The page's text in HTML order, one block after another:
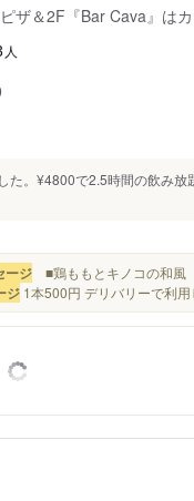
ザ＆2F『Bar Cava』は
人
た。¥4800で2.5時間の飲み放
ージ ■鶏ももとキノコの和
ジ 1本500円 デリバリーで利用